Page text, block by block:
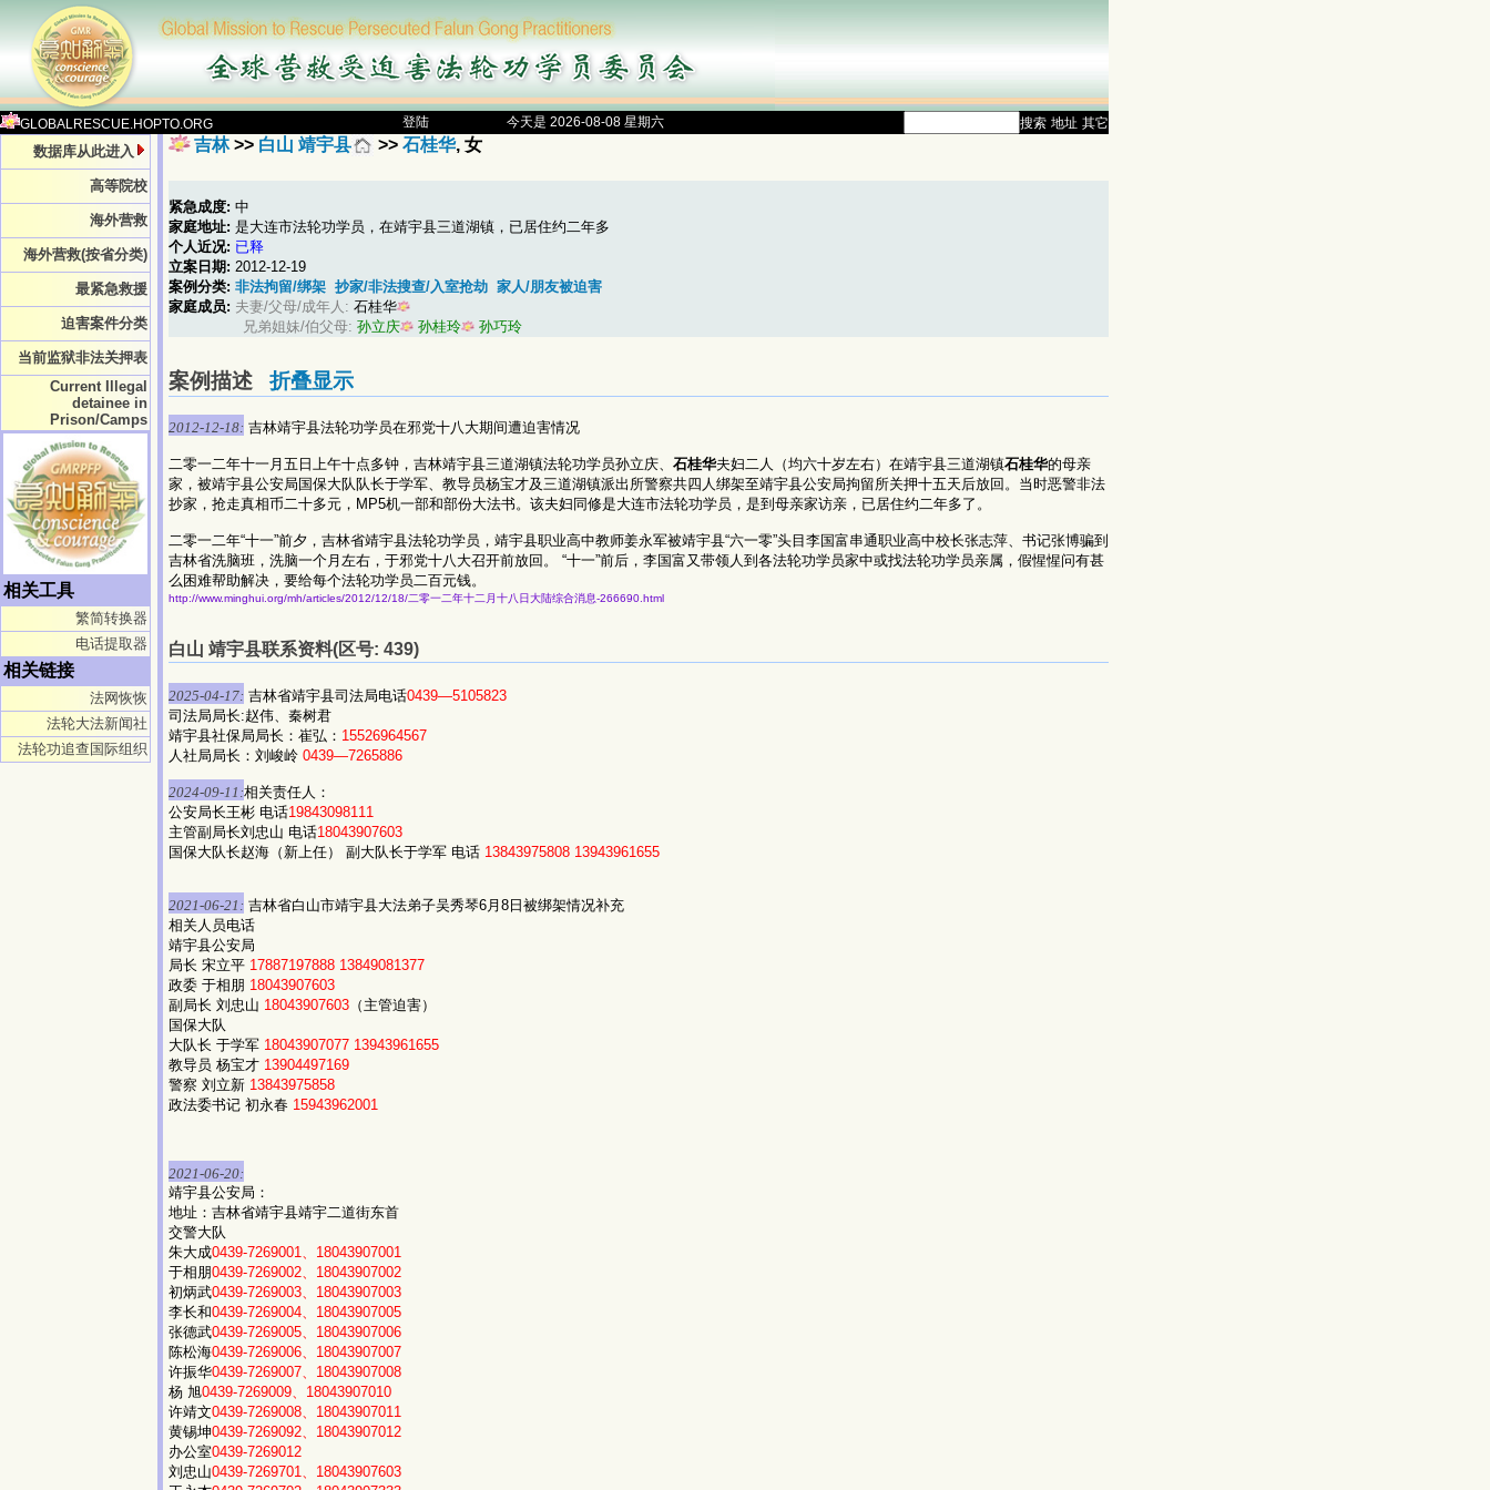
GLOBALRESCUE.HOPTO.ORG 登陆 今天是 2026-08-08 星期六 搜索 地址 其它
数据库从此进入
高等院校
海外营救
海外营救(按省分类)
最紧急救援
迫害案件分类
当前监狱非法关押表
Current Illegal
detainee in
Prison/Camps
相关工具
繁简转换器
电话提取器
相关链接
法网恢恢
法轮大法新闻社
法轮功追查国际组织
吉林>> 白山 靖宇县 >> 石桂华, 女
紧急成度: 中
家庭地址: 是大连市法轮功学员，在靖宇县三道湖镇，已居住约二年多
个人近况: 已释
立案日期: 2012-12-19
案例分类: 非法拘留/绑架 抄家/非法搜查/入室抢劫 家人/朋友被迫害
家庭成员: 夫妻/父母/成年人: 石桂华
兄弟姐妹/伯父母: 孙立庆 孙桂玲 孙巧玲
案例描述 折叠显示
2012-12-18: 吉林靖宇县法轮功学员在邪党十八大期间遭迫害情况
二零一二年十一月五日上午十点多钟，吉林靖宇县三道湖镇法轮功学员孙立庆、 石桂华夫妇二人（均六十岁左右）在靖宇县三道湖镇石桂华的母亲
家，被靖宇县公安局国保大队队长于学军、教导员杨宝才及三道湖镇派出所警察共四人绑架至靖宇县公安局拘留所关押十五天后放回。当时恶警非法
抄家，抢走真相币二十多元，MP5机一部和部份大法书。该夫妇同修是大连市法轮功学员，是到母亲家访亲，已居住约二年多了。
二零一二年“十一”前夕，吉林省靖宇县法轮功学员，靖宇县职业高中教师姜永军被靖宇县“六一零”头目李国富串通职业高中校长张志萍、书记张博骗到
吉林省洗脑班，洗脑一个月左右，于邪党十八大召开前放回。 “十一”前后，李国富又带领人到各法轮功学员家中或找法轮功学员亲属，假惺惺问有甚
么困难帮助解决，要给每个法轮功学员二百元钱。
http://www.minghui.org/mh/articles/2012/12/18/二零一二年十二月十八日大陆综合消息-266690.html
白山 靖宇县联系资料(区号: 439)
2025-04-17: 吉林省靖宇县司法局电话0439—5105823
司法局局长:赵伟、秦树君
靖宇县社保局局长：崔弘： 15526964567
人社局局长：刘峻岭 0439—7265886
2024-09-11:相关责任人：
公安局长王彬 电话19843098111
主管副局长刘忠山 电话18043907603
国保大队长赵海（新上任） 副大队长于学军 电话 13843975808 13943961655
2021-06-21: 吉林省白山市靖宇县大法弟子吴秀琴6月8日被绑架情况补充
相关人员电话
靖宇县公安局
局长 宋立平 17887197888 13849081377
政委 于相朋 18043907603
副局长 刘忠山 18043907603 （主管迫害）
国保大队
大队长 于学军 18043907077 13943961655
教导员 杨宝才 13904497169
警察 刘立新 13843975858
政法委书记 初永春 15943962001
2021-06-20:
靖宇县公安局：
地址：吉林省靖宇县靖宇二道街东首
交警大队
朱大成0439-7269001、18043907001
于相朋0439-7269002、18043907002
初炳武0439-7269003、18043907003
李长和0439-7269004、18043907005
张德武0439-7269005、18043907006
陈松海0439-7269006、18043907007
许振华0439-7269007、18043907008
杨 旭0439-7269009、18043907010
许靖文0439-7269008、18043907011
黄锡坤0439-7269092、18043907012
办公室0439-7269012
刘忠山0439-7269701、18043907603